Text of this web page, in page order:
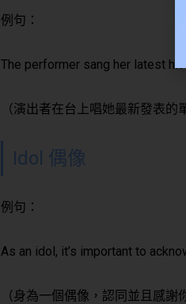
例句：
The performer sang her latest hit
（演出者在台上唱她最新發表的
Idol 偶像
例句：
As an idol, it’s important to
（身為一個偶像，認同並且感謝